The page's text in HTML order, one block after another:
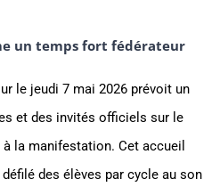
un temps fort fédérateur
le jeudi 7 mai 2026 prévoit un
et des invités officiels sur le
la manifestation. Cet accueil
des élèves par cycle au son